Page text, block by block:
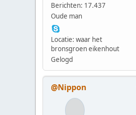
Berichten: 17.437
Oude man
Locatie: waar het
bronsgroen eikenhout
Gelogd
@Nippon